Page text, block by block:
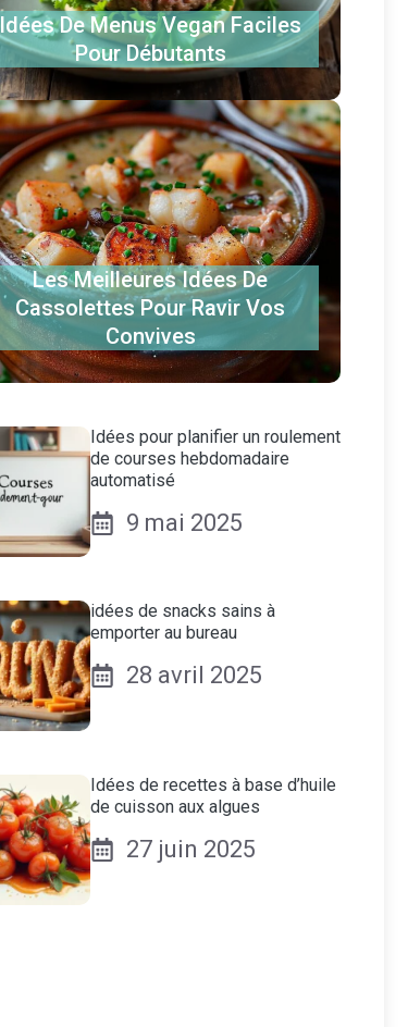
Idées De Menus Vegan Faciles
Pour Débutants
Les Meilleures Idées De
Cassolettes Pour Ravir Vos
Convives
Idées pour planifier un roulement
de courses hebdomadaire
automatisé
9 mai 2025
idées de snacks sains à
emporter au bureau
28 avril 2025
Idées de recettes à base d’huile
de cuisson aux algues
27 juin 2025